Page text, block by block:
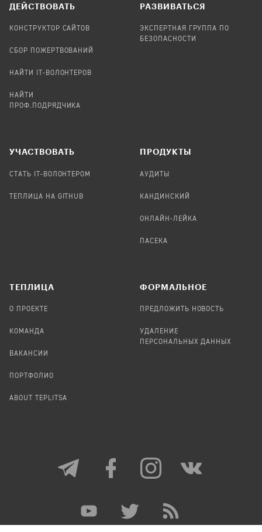
ДЕЙСТВОВАТЬ
КОНСТРУКТОР САЙТОВ
СБОР ПОЖЕРТВОВАНИЙ
НАЙТИ IT-ВОЛОНТЕРОВ
НАЙТИ
ПРОФ.ПОДРЯДЧИКА
РАЗВИВАТЬСЯ
ЭКСПЕРТНАЯ ГРУППА ПО
БЕЗОПАСНОСТИ
УЧАСТВОВАТЬ
СТАТЬ IT-ВОЛОНТЕРОМ
ТЕПЛИЦА НА GITHUB
ПРОДУКТЫ
АУДИТЫ
КАНДИНСКИЙ
ОНЛАЙН-ЛЕЙКА
ПАСЕКА
TЕПЛИЦА
О ПРОЕКТЕ
КОМАНДА
ВАКАНСИИ
ПОРТФОЛИО
ABOUT TEPLITSA
ФОРМАЛЬНОЕ
ПРЕДЛОЖИТЬ НОВОСТЬ
УДАЛЕНИЕ
ПЕРСОНАЛЬНЫХ ДАННЫХ